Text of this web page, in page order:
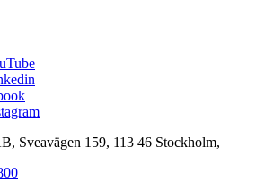
, Sveavägen 159, 113 46 Stockholm,